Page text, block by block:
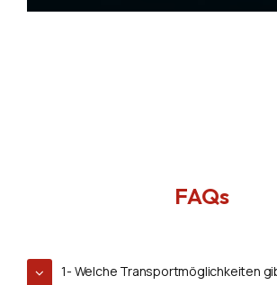
FAQs
1- Welche Transportmöglichkeiten